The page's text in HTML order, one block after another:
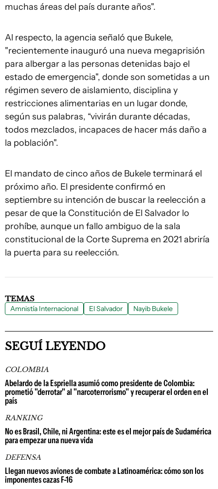
muchas áreas del país durante años".
Al respecto, la agencia señaló que Bukele,
"recientemente inauguró una nueva megaprisión
para albergar a las personas detenidas bajo el
estado de emergencia", donde son sometidas a un
régimen severo de aislamiento, disciplina y
restricciones alimentarias en un lugar donde,
según sus palabras, “vivirán durante décadas,
todos mezclados, incapaces de hacer más daño a
la población".
El mandato de cinco años de Bukele terminará el
próximo año. El presidente confirmó en
septiembre su intención de buscar la reelección a
pesar de que la Constitución de El Salvador lo
prohíbe, aunque un fallo ambiguo de la sala
constitucional de la Corte Suprema en 2021 abriría
la puerta para su reelección.
TEMAS
Amnistía Internacional El Salvador Nayib Bukele
SEGUÍ LEYENDO
COLOMBIA
Abelardo de la Espriella asumió como presidente de Colombia:
prometió "derrotar" al "narcoterrorismo" y recuperar el orden en el
país
RANKING
No es Brasil, Chile, ni Argentina: este es el mejor país de Sudamérica
para empezar una nueva vida
DEFENSA
Llegan nuevos aviones de combate a Latinoamérica: cómo son los
imponentes cazas F-16